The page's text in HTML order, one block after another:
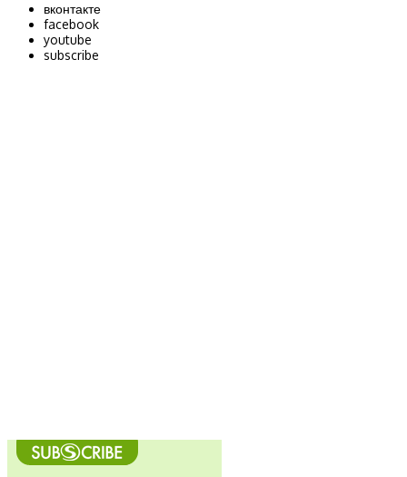
вконтакте
facebook
youtube
subscribe